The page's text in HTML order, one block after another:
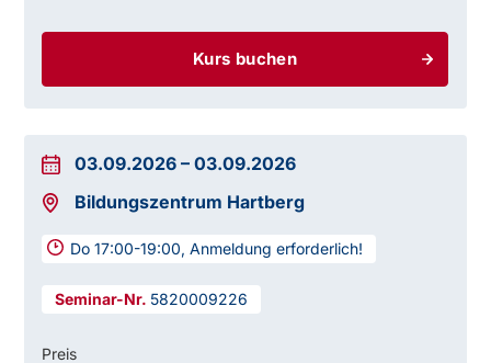
Kurs buchen
03.09.2026 –03.09.2026
Bildungszentrum Hartberg
Do 17:00-19:00, Anmeldung erforderlich!
5820009226
Preis